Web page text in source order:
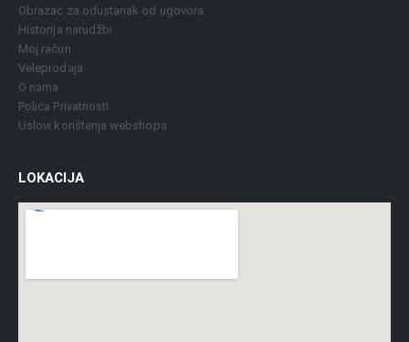
Obrazac za odustanak od ugovora
Historija narudžbi
Moj račun
Veleprodaja
O nama
Polica Privatnosti
Uslovi korištenja webshopa
LOKACIJA